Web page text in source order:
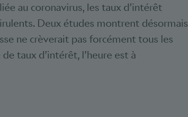
au coronavirus, les taux d’intérêt
Deux études montrent désormais
ne crèverait pas forcément tous les
taux d’intérêt, l’heure est à